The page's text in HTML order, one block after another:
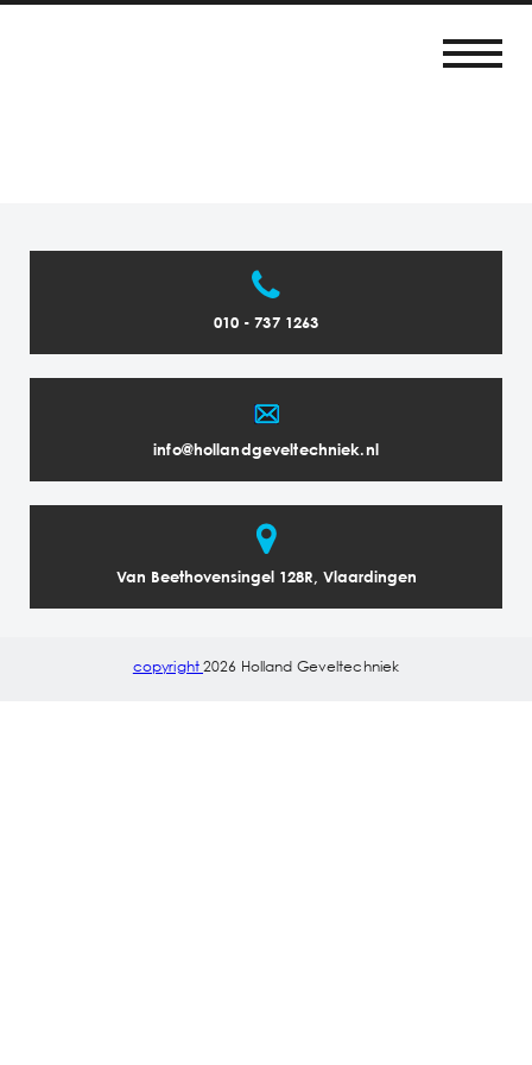
010 - 737 1263
info@hollandgeveltechniek.nl
Van Beethovensingel 128R, Vlaardingen
copyright2026 Holland Geveltechniek